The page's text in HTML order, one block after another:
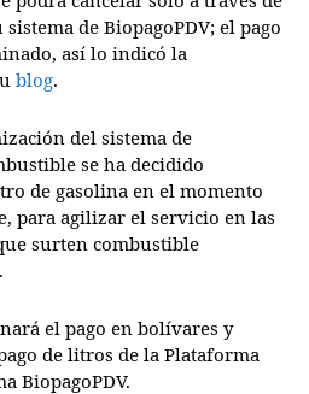
de BiopagoPDV; el pago
así lo indicó la
blog.
del sistema de
se ha decidido
de gasolina en el momento
para agilizar el servicio en las
surten combustible
el pago en bolívares y
de litros de la Plataforma
BiopagoPDV.